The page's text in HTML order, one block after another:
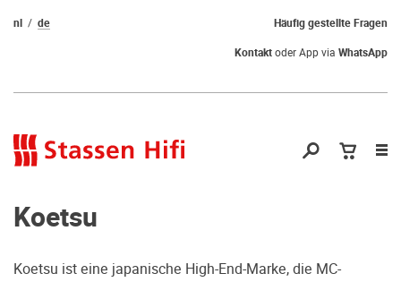
Häufig gestellte Fragen
nl
de
Kontaktoder App via WhatsApp
Koetsu
Koetsu ist eine japanische High-End-Marke, die MC-